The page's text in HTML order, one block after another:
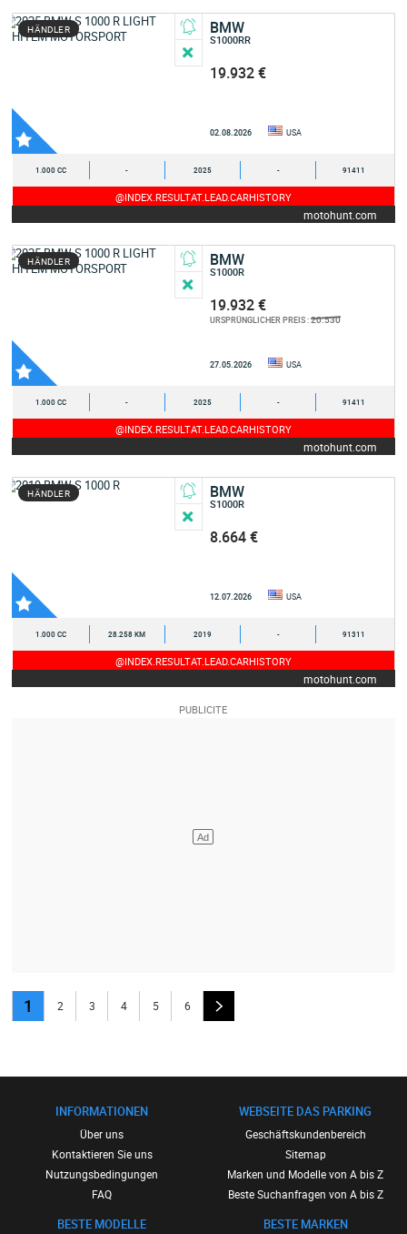
HÄNDLER BMW
S1000RR
19.932 €
02.08.2026 USA
1.000 CC - 2025 - 91411
@INDEX.RESULTAT.LEAD.CARHISTORY
motohunt.com
HÄNDLER BMW
S1000R
19.932 €
URSPRÜNGLICHER PREIS :20.530
27.05.2026 USA
1.000 CC - 2025 - 91411
@INDEX.RESULTAT.LEAD.CARHISTORY
motohunt.com
HÄNDLER BMW
S1000R
8.664 €
12.07.2026 USA
1.000 CC 28.258 KM 2019 - 91311
@INDEX.RESULTAT.LEAD.CARHISTORY
motohunt.com
1 2 3 4 5 6
INFORMATIONEN
Über uns
Kontaktieren Sie uns
Nutzungsbedingungen
FAQ
BESTE MODELLE
WEBSEITE DAS PARKING
Geschäftskundenbereich
Sitemap
Marken und Modelle von A bis Z
Beste Suchanfragen von A bis Z
BESTE MARKEN